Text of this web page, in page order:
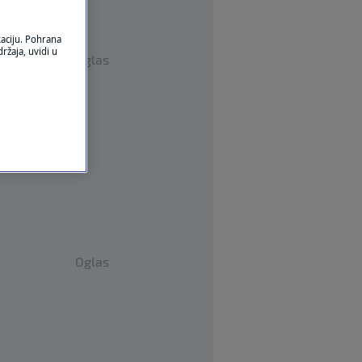
Oglas
Oglas
Pohrana
uvidi u